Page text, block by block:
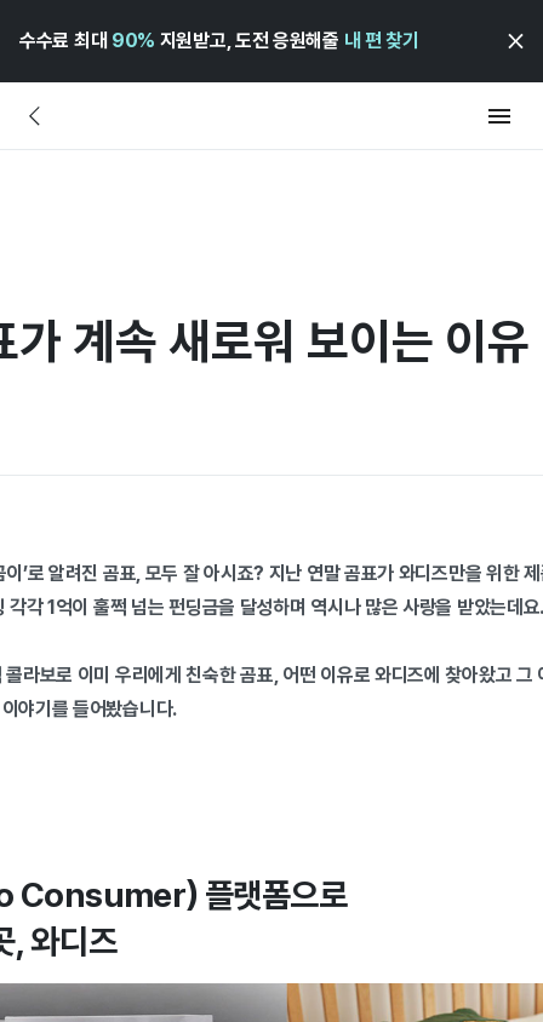
수수료 최대 90% 지원받고, 도전 응원해줄 내 편 찾기
계속 새로워 보이는 이유
이’로 알려진 곰표, 모두 잘 아시죠? 지난 연말 곰표가 와디즈만을 위한
각각 1억이 훌쩍 넘는 펀딩금을 달성하며 역시나 많은 사랑을 받았는데
라보로 이미 우리에게 친숙한 곰표, 어떤 이유로 와디즈에 찾아왔고 그
야기를 들어봤습니다.
플랫폼으로
, 와디즈